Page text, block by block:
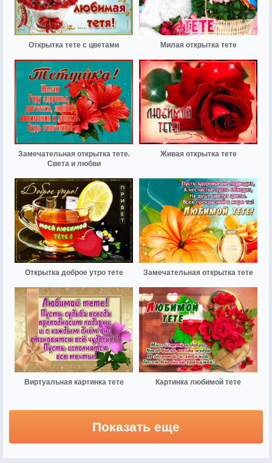
Открытка тете с цветами Милая открытка тете
Замечательная открытка тете.
Света и любви
Живая открытка тете
Открытка доброе утро тете Замечательная открытка тете
Виртуальная картинка тете Картинка любимой тете
Показать еще